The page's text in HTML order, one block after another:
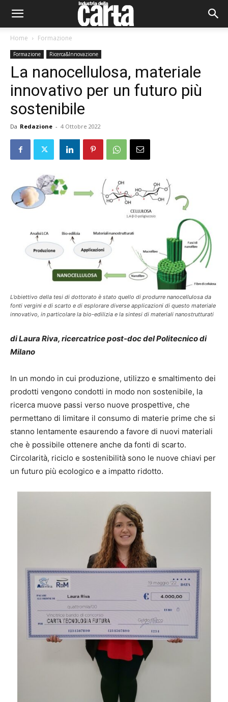
Home Formazione
Formazione Ricerca&Innovazione
La nanocellulosa, materiale
innovativo per un futuro più
sostenibile
Da Redazione - 4 Ottobre 2022
L’obiettivo della tesi di dottorato è stato quello di produrre nanocellulosa da
fonti vergini e di scarto e di esplorare diverse applicazioni di questo materiale
innovativo, in particolare la bio-edilizia e la sintesi di materiali nanostrutturati
di Laura Riva, ricercatrice post-doc del Politecnico di
Milano
In un mondo in cui produzione, utilizzo e smaltimento dei
prodotti vengono condotti in modo non sostenibile, la
ricerca muove passi verso nuove prospettive, che
permettano di limitare il consumo di materie prime che si
stanno lentamente esaurendo a favore di nuovi materiali
che è possibile ottenere anche da fonti di scarto.
Circolarità, riciclo e sostenibilità sono le nuove chiavi per
un futuro più ecologico e a impatto ridotto.